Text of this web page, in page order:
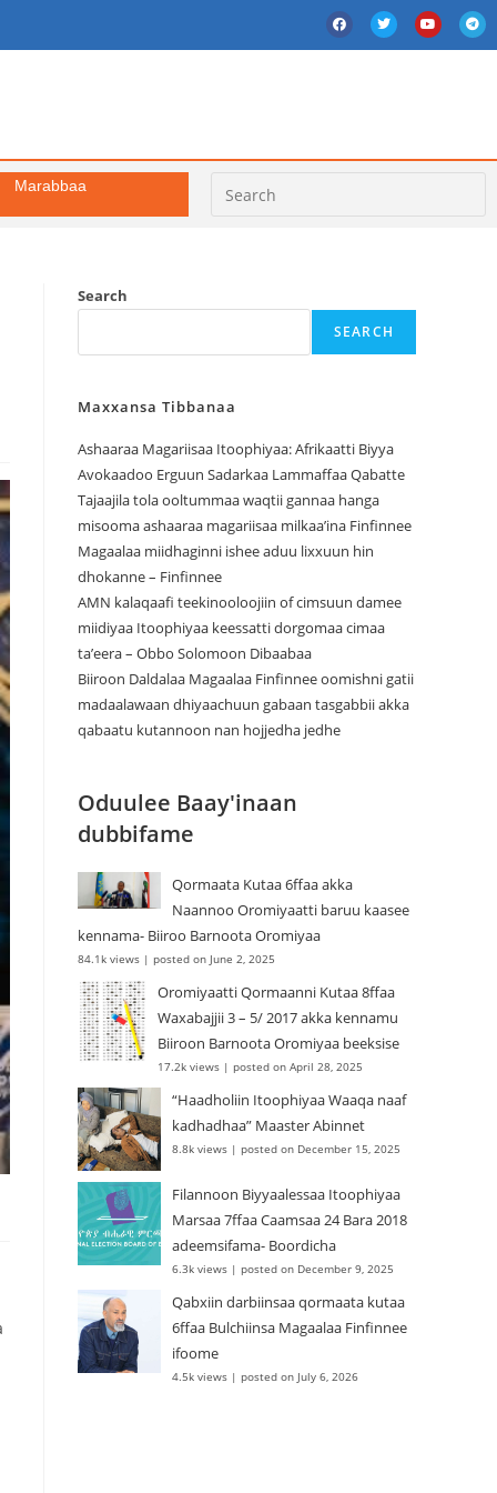
Marabbaa
Search
SEARCH
Maxxansa Tibbanaa
Ashaaraa Magariisaa Itoophiyaa: Afrikaatti Biyya
Avokaadoo Erguun Sadarkaa Lammaffaa Qabatte
Tajaajila tola ooltummaa waqtii gannaa hanga
misooma ashaaraa magariisaa milkaa’ina Finfinnee
Magaalaa miidhaginni ishee aduu lixxuun hin
dhokanne – Finfinnee
‎AMN kalaqaafi teekinooloojiin of cimsuun damee
miidiyaa Itoophiyaa keessatti dorgomaa cimaa
ta’eera – Obbo Solomoon Dibaabaa
Biiroon Daldalaa Magaalaa Finfinnee oomishni gatii
madaalawaan dhiyaachuun gabaan tasgabbii akka
qabaatu kutannoon nan hojjedha jedhe
Oduulee Baay'inaan
dubbifame
Qormaata Kutaa 6ffaa akka
Naannoo Oromiyaatti baruu kaasee
kennama- Biiroo Barnoota Oromiyaa
84.1k views | posted on June 2, 2025
Oromiyaatti Qormaanni Kutaa 8ffaa
Waxabajjii 3 – 5/ 2017 akka kennamu
Biiroon Barnoota Oromiyaa beeksise
17.2k views | posted on April 28, 2025
“Haadholiin Itoophiyaa Waaqa naaf
kadhadhaa” Maaster Abinnet
8.8k views | posted on December 15, 2025
Filannoon Biyyaalessaa Itoophiyaa
Marsaa 7ffaa Caamsaa 24 Bara 2018
adeemsifama- Boordicha
6.3k views | posted on December 9, 2025
Qabxiin darbiinsaa qormaata kutaa
6ffaa Bulchiinsa Magaalaa Finfinnee
ifoome
4.5k views | posted on July 6, 2026